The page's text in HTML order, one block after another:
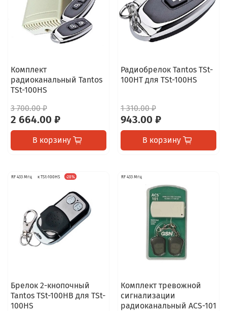
Комплект
радиоканальный Tantos
TSt-100HS
3 700.00 ₽
2 664.00 ₽
В корзину
Радиобрелок Tantos TSt-
100HT для TSt-100HS
1 310.00 ₽
943.00 ₽
В корзину
RF 433 Мгц к TSt-100HS -28%
Брелок 2-кнопочный
Tantos TSt-100HB для TSt-
100HS
RF 433 Мгц
Комплект тревожной
сигнализации
радиоканальный ACS-101